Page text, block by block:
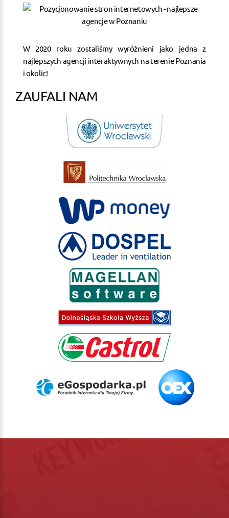
W 2020 roku zostaliśmy wyróżnieni jako jedna z
najlepszych agencji interaktywnych na terenie Poznania
i okolic!
ZAUFALI NAM